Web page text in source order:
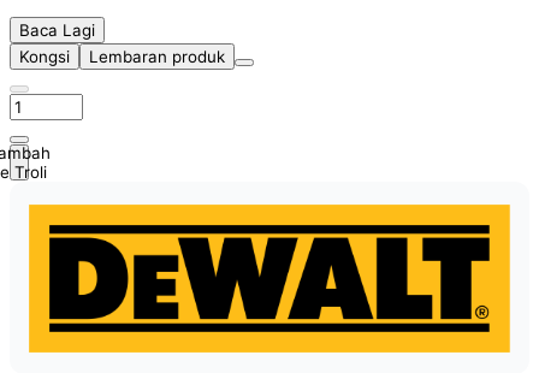
Baca Lagi
Kongsi
Lembaran produk
Troli